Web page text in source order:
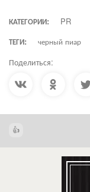
КАТЕГОРИИ:
PR
ТЕГИ:
черный пиар
Поделиться: